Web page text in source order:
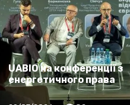
UABIO на конференції з
енергетичного права